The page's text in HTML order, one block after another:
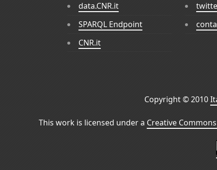
data.CNR.it
SPARQL Endpoint
CNR.it
Copyright © 2010
This work is licensed under a Creative